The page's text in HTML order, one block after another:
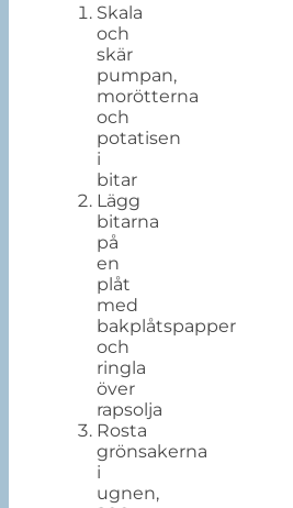
Skala
och
skär
pumpan,
morötterna
och
potatisen
i
bitar
Lägg
bitarna
på
en
plåt
med
bakplåtspapper
och
ringla
över
rapsolja
Rosta
grönsakerna
i
ugnen,